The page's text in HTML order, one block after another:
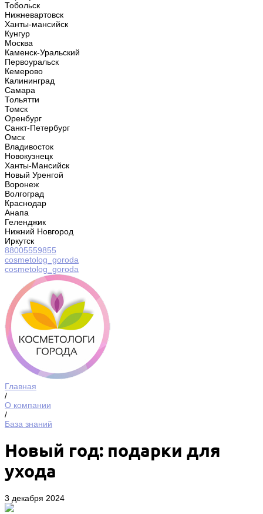
Тобольск
Нижневартовск
Ханты-мансийск
Кунгур
Москва
Каменск-Уральский
Первоуральск
Кемерово
Калининград
Самара
Тольятти
Томск
Оренбург
Санкт-Петербург
Омск
Владивосток
Новокузнецк
Ханты-Мансийск
Новый Уренгой
Воронеж
Волгоград
Краснодар
Анапа
Геленджик
Нижний Новгород
Иркутск
88005559855
cosmetolog_goroda
cosmetolog_goroda
Главная
/
О компании
/
База знаний
Новый год: подарки для
ухода
3 декабря 2024